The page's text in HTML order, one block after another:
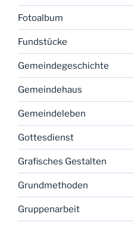
Fotoalbum
Fundstücke
Gemeindegeschichte
Gemeindehaus
Gemeindeleben
Gottesdienst
Grafisches Gestalten
Grundmethoden
Gruppenarbeit